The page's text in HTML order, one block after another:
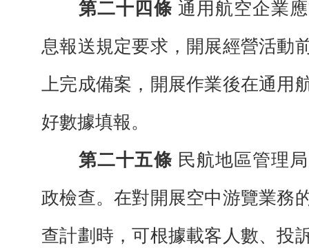
第二十四條 通用航空企業
息報送規定要求，開展經營活動
上完成備案，開展作業後在通用
好數據填報。
第二十五條 民航地區管理
政檢查。在對開展空中游覽業務
查計劃時，可根據載客人數、投